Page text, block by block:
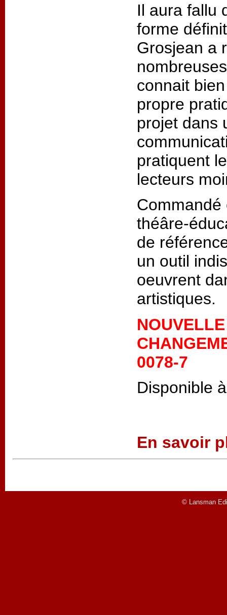
Il aura fallu
forme
Grosjean a
connait
propre
projet dans
pratiquent
lecteurs
Commandé
théâre-
de
un outil
oeuvrent
artistiques.
0078-7
Disponible
En savoir
© Lansman